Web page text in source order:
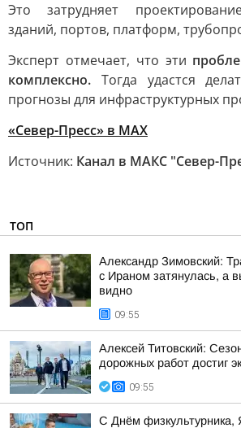
Это затрудняет
зданий, портов, платформ,
Эксперт отмечает, что эти
комплексно. Тогда удастся
прогнозы для инфраструктурных
«Север-Пресс» в MAX
Источник: Канал в МАКС "Север-
ТОП
Александр Зимовский:
с Ираном затянулась, а
видно
09:55
Алексей Титовский:
дорожных работ достиг
09:55
С Днём физкультурника,